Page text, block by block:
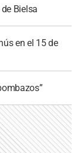
Bielsa
en el 15 de